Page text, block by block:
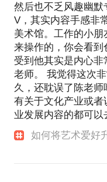
然后也不乏风趣幽
V，其实内容手感非
美术馆。工作的小
来操作的，你会看
受到他其实是内心
老师。 我觉得这次
久，还耽误了陈老
有关于文化产业或
业发展内容的都可以
如何将艺术爱好